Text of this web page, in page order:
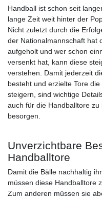
Handball ist schon seit
lange Zeit weit hinter der
Nicht zuletzt durch die
der Nationalmannschaft hat
aufgeholt und wer schon
versenkt hat, kann diese
verstehen. Damit jederzeit
besteht und erzielte Tore
steigern, sind wichtige
auch für die Handballtore
besorgen.
Unverzichtbare
Handballtore
Damit die Bälle nachhaltig
müssen diese Handballtore
Zum anderen müssen sie